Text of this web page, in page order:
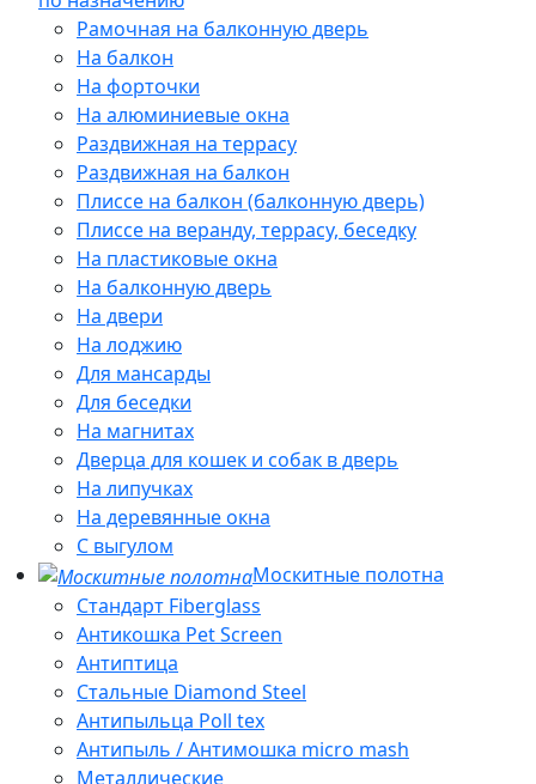
Рамочная на балконную дверь
На балкон
На форточки
На алюминиевые окна
Раздвижная на террасу
Раздвижная на балкон
Плиссе на балкон (балконную дверь)
Плиссе на веранду, террасу, беседку
На пластиковые окна
На балконную дверь
На двери
На лоджию
Для мансарды
Для беседки
На магнитах
Дверца для кошек и собак в дверь
На липучках
На деревянные окна
С выгулом
Москитные полотна
Стандарт Fiberglass
Антикошка Pet Screen
Антиптица
Стальные Diamond Steel
Антипыльца Poll tex
Антипыль / Антимошка micro mash
Металлические